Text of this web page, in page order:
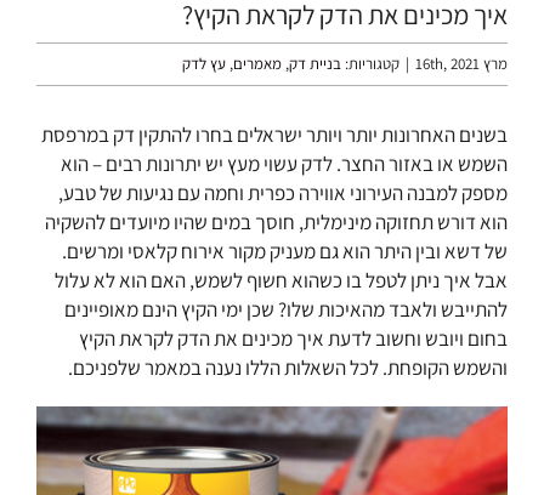
איך מכינים את הדק לקראת הקיץ?
מרץ 16th, 2021 | קטגוריות: בניית דק, מאמרים, עץ לדק
בשנים האחרונות יותר ויותר ישראלים בחרו להתקין דק במרפסת
השמש או באזור החצר. לדק עשוי מעץ יש יתרונות רבים – הוא
מספק למבנה העירוני אווירה כפרית וחמה עם נגיעות של טבע,
הוא דורש תחזוקה מינימלית, חוסך במים שהיו מיועדים להשקיה
של דשא ובין היתר הוא גם מעניק מקור אירוח קלאסי ומרשים.
אבל איך ניתן לטפל בו כשהוא חשוף לשמש, האם הוא לא עלול
להתייבש ולאבד מהאיכות שלו? שכן ימי הקיץ הינם מאופיינים
בחום ויובש וחשוב לדעת איך מכינים את הדק לקראת הקיץ
והשמש הקופחת. לכל השאלות הללו נענה במאמר שלפניכם.